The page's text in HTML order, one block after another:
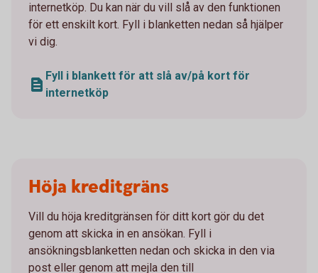
internetköp. Du kan när du vill slå av den funktionen
för ett enskilt kort. Fyll i blanketten nedan så hjälper
vi dig.
Fyll i blankett för att slå av/på kort för
internetköp
Höja kreditgräns
Vill du höja kreditgränsen för ditt kort gör du det
genom att skicka in en ansökan. Fyll i
ansökningsblanketten nedan och skicka in den via
post eller genom att mejla den till